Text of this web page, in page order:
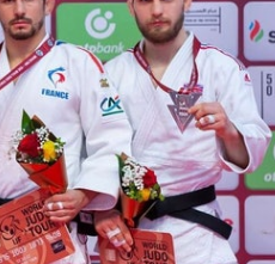
能力愈強，責任愈大」，他
辛苦的地方，真的是感同